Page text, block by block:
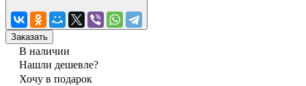
Заказать
В наличии
Нашли дешевле?
Хочу в подарок